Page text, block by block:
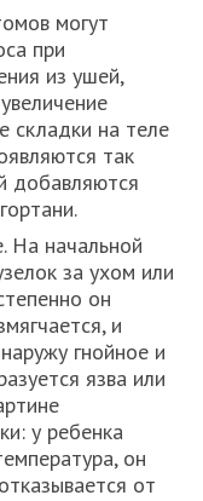
могут
при
из ушей,
складки на теле
так
добавляются
На начальной
за ухом или
он
и
гнойное и
язва или
у ребенка
он
от